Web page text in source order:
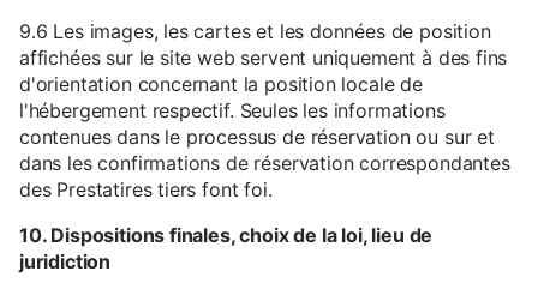
9.6 Les images, les cartes et les données de position
affichées sur le site web servent uniquement à des fins
d'orientation concernant la position locale de
l'hébergement respectif. Seules les informations
contenues dans le processus de réservation ou sur et
dans les confirmations de réservation correspondantes
des Prestatires tiers font foi.
10. Dispositions finales, choix de la loi, lieu de
juridiction